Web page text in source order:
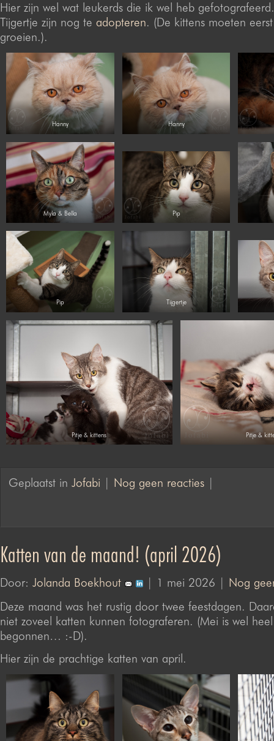
Hier zijn wel wat leukerds die ik wel heb
Tijgertje zijn nog te adopteren. (De kittens moeten
groeien.).
Hanny Hanny
Myla & Bella Pip
Pip Tijgertje
Pitje & kittens Pitje &
Geplaatst in Jofabi Nog geen reacties
Katten van de maand! (april 2026)
Door: Jolanda Boekhout | 1 mei 2026 | Nog
Deze maand was het rustig door twee feestdagen.
niet zoveel katten kunnen fotograferen. (Mei is wel
begonnen… :-D).
Hier zijn de prachtige katten van april.